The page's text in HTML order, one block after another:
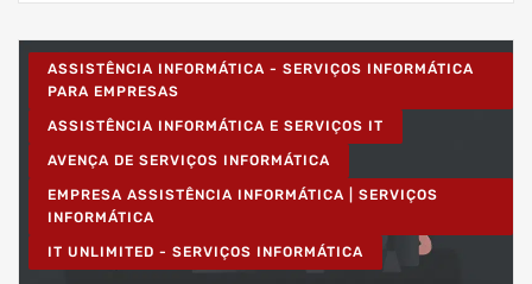
ASSISTÊNCIA INFORMÁTICA - SERVIÇOS INFORMÁTICA
PARA EMPRESAS
ASSISTÊNCIA INFORMÁTICA E SERVIÇOS IT
AVENÇA DE SERVIÇOS INFORMÁTICA
EMPRESA ASSISTÊNCIA INFORMÁTICA | SERVIÇOS
INFORMÁTICA
IT UNLIMITED - SERVIÇOS INFORMÁTICA